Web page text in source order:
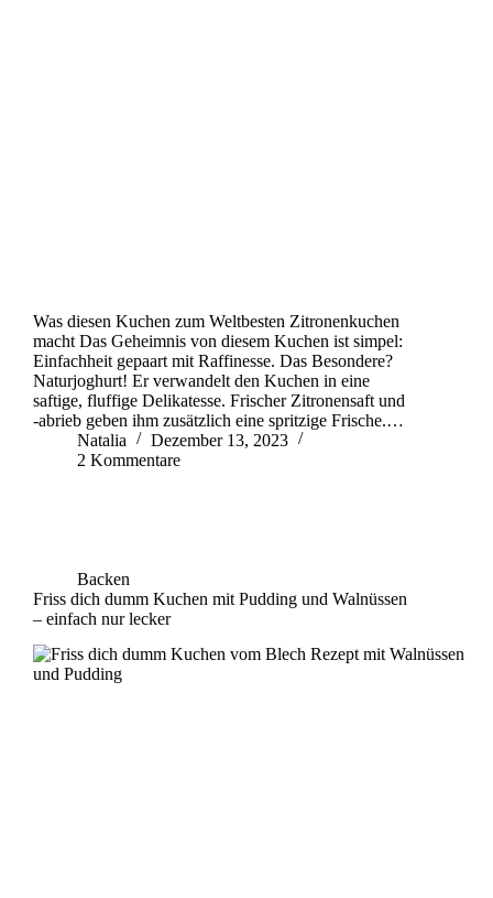
Was diesen Kuchen zum Weltbesten Zitronenkuchen
macht Das Geheimnis von diesem Kuchen ist simpel:
Einfachheit gepaart mit Raffinesse. Das Besondere?
Naturjoghurt! Er verwandelt den Kuchen in eine
saftige, fluffige Delikatesse. Frischer Zitronensaft und
-abrieb geben ihm zusätzlich eine spritzige Frische.…
Natalia
Dezember 13, 2023
2 Kommentare
Backen
Friss dich dumm Kuchen mit Pudding und Walnüssen
– einfach nur lecker